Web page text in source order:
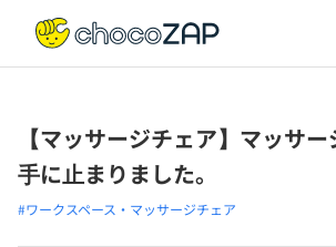
【マッサージチェア】マッサ
手に止まりました。
#ワークスペース・マッサージチェア